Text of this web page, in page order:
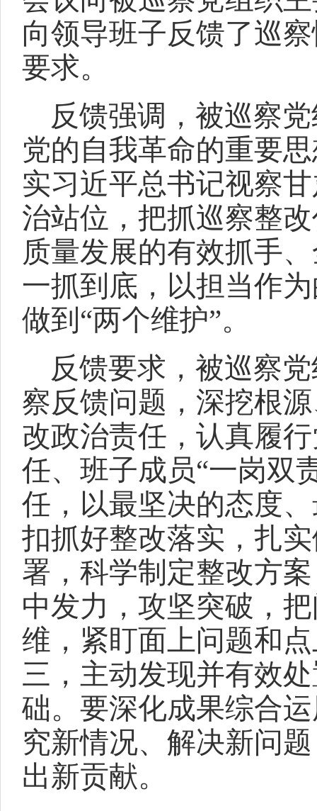
向领导班子反馈了巡
要求。
反馈强调，被巡察
党的自我革命的重要
实习近平总书记视察
治站位，把抓巡察整
质量发展的有效抓手
一抓到底，以担当作
做到“两个维护”。
反馈要求，被巡察
察反馈问题，深挖根
改政治责任，认真履
任、班子成员“一岗双
任，以最坚决的态度
扣抓好整改落实，扎
署，科学制定整改方
中发力，攻坚突破，
维，紧盯面上问题和
三，主动发现并有效
础。要深化成果综合
究新情况、解决新问
出新贡献。